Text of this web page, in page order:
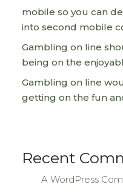
mobile so you can
into second mobile
Gambling on line
being on the
Gambling on line
getting on the fun
Recent
A WordPress